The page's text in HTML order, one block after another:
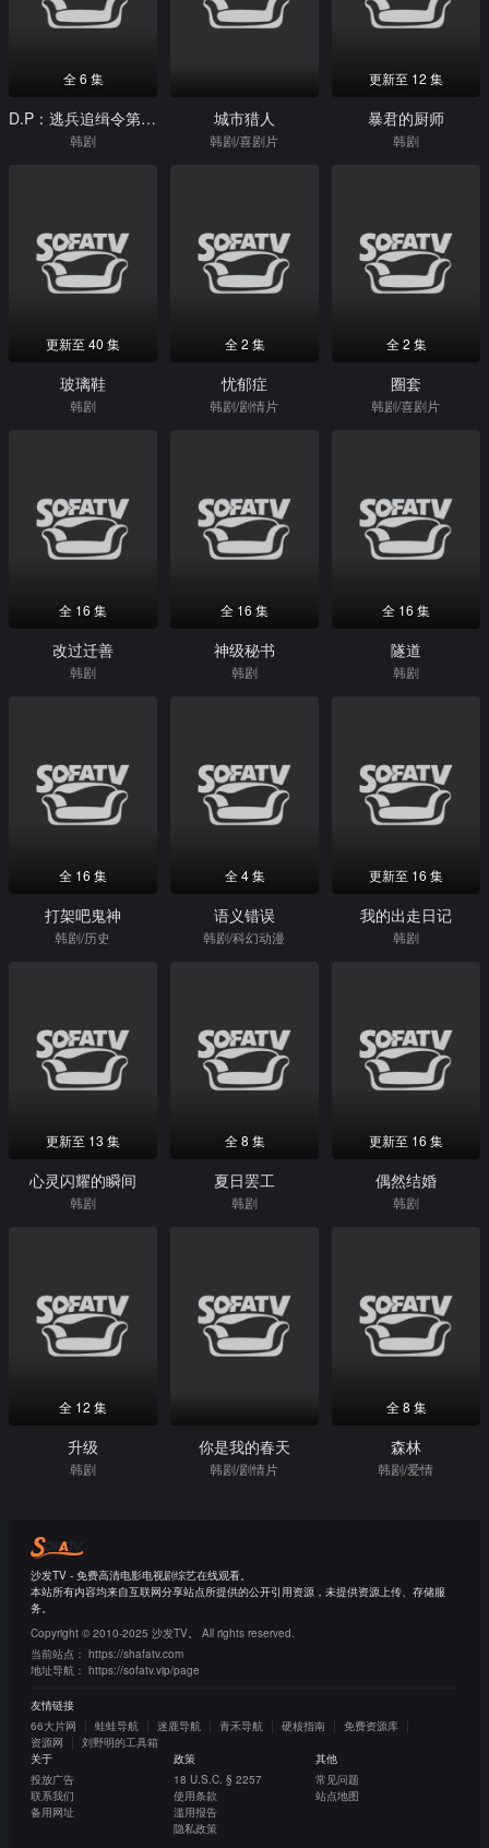
全 6 集
D.P：逃兵追缉令第二季
韩剧
城市猎人
韩剧/喜剧片
更新至 12 集
暴君的厨师
韩剧
更新至 40 集
玻璃鞋
韩剧
全 2 集
忧郁症
韩剧/剧情片
全 2 集
圈套
韩剧/喜剧片
全 16 集
改过迁善
韩剧
全 16 集
神级秘书
韩剧
全 16 集
隧道
韩剧
全 16 集
打架吧鬼神
韩剧/历史
全 4 集
语义错误
韩剧/科幻动漫
更新至 16 集
我的出走日记
韩剧
更新至 13 集
心灵闪耀的瞬间
韩剧
全 8 集
夏日罢工
韩剧
更新至 16 集
偶然结婚
韩剧
全 12 集
升级
韩剧
你是我的春天
韩剧/剧情片
全 8 集
森林
韩剧/爱情
沙发TV - 免费高清电影电视剧综艺在线观看。
本站所有内容均来自互联网分享站点所提供的公开引用资源，未提供资源上传、存储服
务。
Copyright © 2010-2025 沙发TV。 All rights reserved.
当前站点： https://shafatv.com
地址导航： https://sofatv.vip/page
友情链接
66大片网
蛙蛙导航 迷鹿导航 青禾导航 硬核指南
免费资源库
资源网
刘野明的工具箱
关于
投放广告
联系我们
备用网址
政策
18 U.S.C. § 2257
使用条款
滥用报告
隐私政策
其他
常见问题
站点地图